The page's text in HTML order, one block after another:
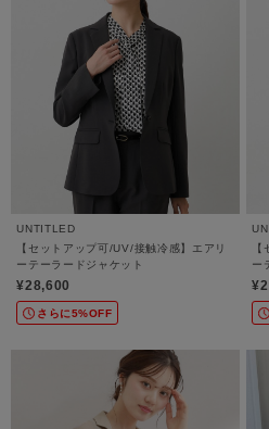
UNTITLED
【セットアップ可/UV/接触冷感】エアリ
ーテーラードジャケット
¥28,600
さらに5%OFF
ー